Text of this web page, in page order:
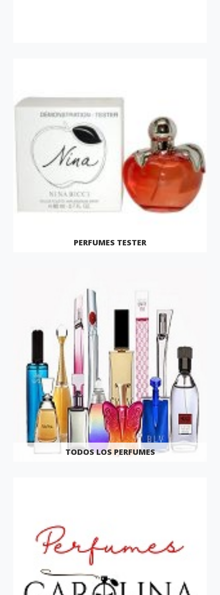
PERFUMES TESTER
TODOS LOS PERFUMES